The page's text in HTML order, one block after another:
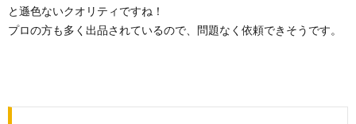
と遜色ないクオリティですね！
プロの方も多く出品されているので、問題なく依頼できそうです。